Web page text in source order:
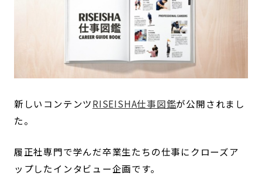
新しいコンテンツRISEISHA仕事図鑑が公開されまし
た。
履正社専門で学んだ卒業生たちの仕事にクローズア
ップしたインタビュー企画です。